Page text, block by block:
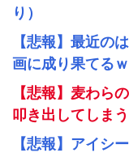
り）
【悲報】最近の
画に成り果てる
【悲報】麦わら
叩き出してしま
【悲報】アイシ